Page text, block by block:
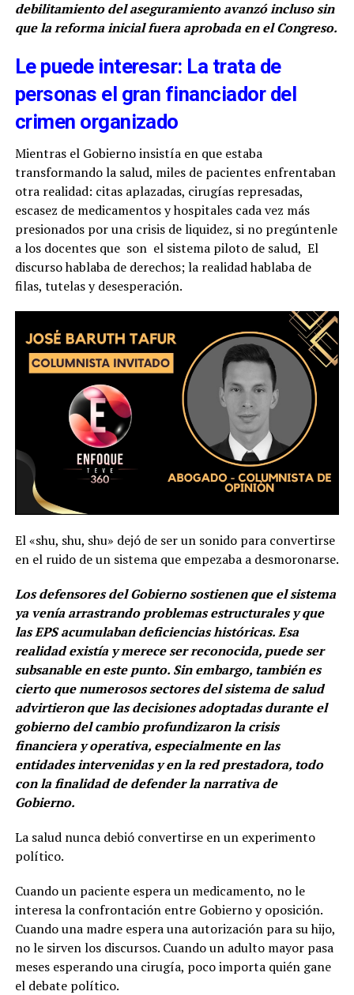
debilitamiento del aseguramiento avanzó incluso sin
que la reforma inicial fuera aprobada en el Congreso.
Le puede interesar: La trata de
personas el gran financiador del
crimen organizado
Mientras el Gobierno insistía en que estaba
transformando la salud, miles de pacientes enfrentaban
otra realidad: citas aplazadas, cirugías represadas,
escasez de medicamentos y hospitales cada vez más
presionados por una crisis de liquidez, si no pregúntenle
a los docentes que son el sistema piloto de salud, El
discurso hablaba de derechos; la realidad hablaba de
filas, tutelas y desesperación.
El «shu, shu, shu» dejó de ser un sonido para convertirse
en el ruido de un sistema que empezaba a desmoronarse.
Los defensores del Gobierno sostienen que el sistema
ya venía arrastrando problemas estructurales y que
las EPS acumulaban deficiencias históricas. Esa
realidad existía y merece ser reconocida, puede ser
subsanable en este punto. Sin embargo, también es
cierto que numerosos sectores del sistema de salud
advirtieron que las decisiones adoptadas durante el
gobierno del cambio profundizaron la crisis
financiera y operativa, especialmente en las
entidades intervenidas y en la red prestadora, todo
con la finalidad de defender la narrativa de
Gobierno.
La salud nunca debió convertirse en un experimento
político.
Cuando un paciente espera un medicamento, no le
interesa la confrontación entre Gobierno y oposición.
Cuando una madre espera una autorización para su hijo,
no le sirven los discursos. Cuando un adulto mayor pasa
meses esperando una cirugía, poco importa quién gane
el debate político.